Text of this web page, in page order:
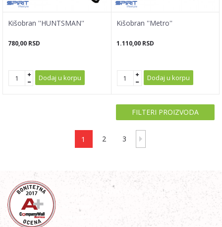
Kišobran ''HUNTSMAN''
780,00 RSD
Dodaj u korpu
Kišobran ''Metro''
1.110,00 RSD
Dodaj u korpu
FILTERI PROIZVODA
1 2 3